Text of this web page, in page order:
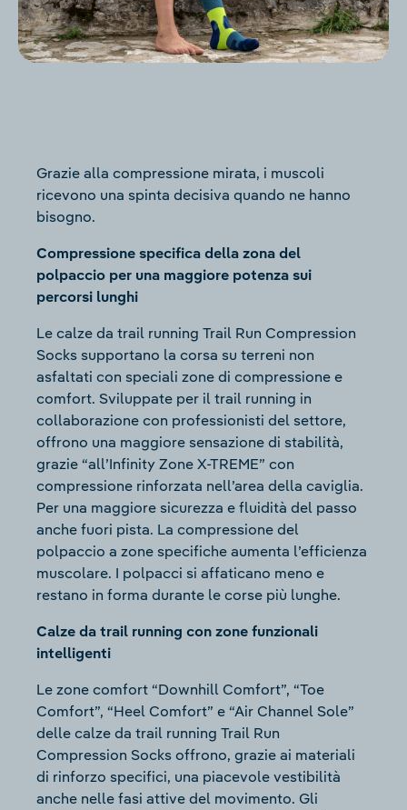
Grazie alla compressione mirata, i muscoli
ricevono una spinta decisiva quando ne hanno
bisogno.
Compressione specifica della zona del
polpaccio per una maggiore potenza sui
percorsi lunghi
Le calze da trail running Trail Run Compression
Socks supportano la corsa su terreni non
asfaltati con speciali zone di compressione e
comfort. Sviluppate per il trail running in
collaborazione con professionisti del settore,
offrono una maggiore sensazione di stabilità,
grazie “all’Infinity Zone X-TREME” con
compressione rinforzata nell’area della caviglia.
Per una maggiore sicurezza e fluidità del passo
anche fuori pista. La compressione del
polpaccio a zone specifiche aumenta l’efficienza
muscolare. I polpacci si affaticano meno e
restano in forma durante le corse più lunghe.
Calze da trail running con zone funzionali
intelligenti
Le zone comfort “Downhill Comfort”, “Toe
Comfort”, “Heel Comfort” e “Air Channel Sole”
delle calze da trail running Trail Run
Compression Socks offrono, grazie ai materiali
di rinforzo specifici, una piacevole vestibilità
anche nelle fasi attive del movimento. Gli